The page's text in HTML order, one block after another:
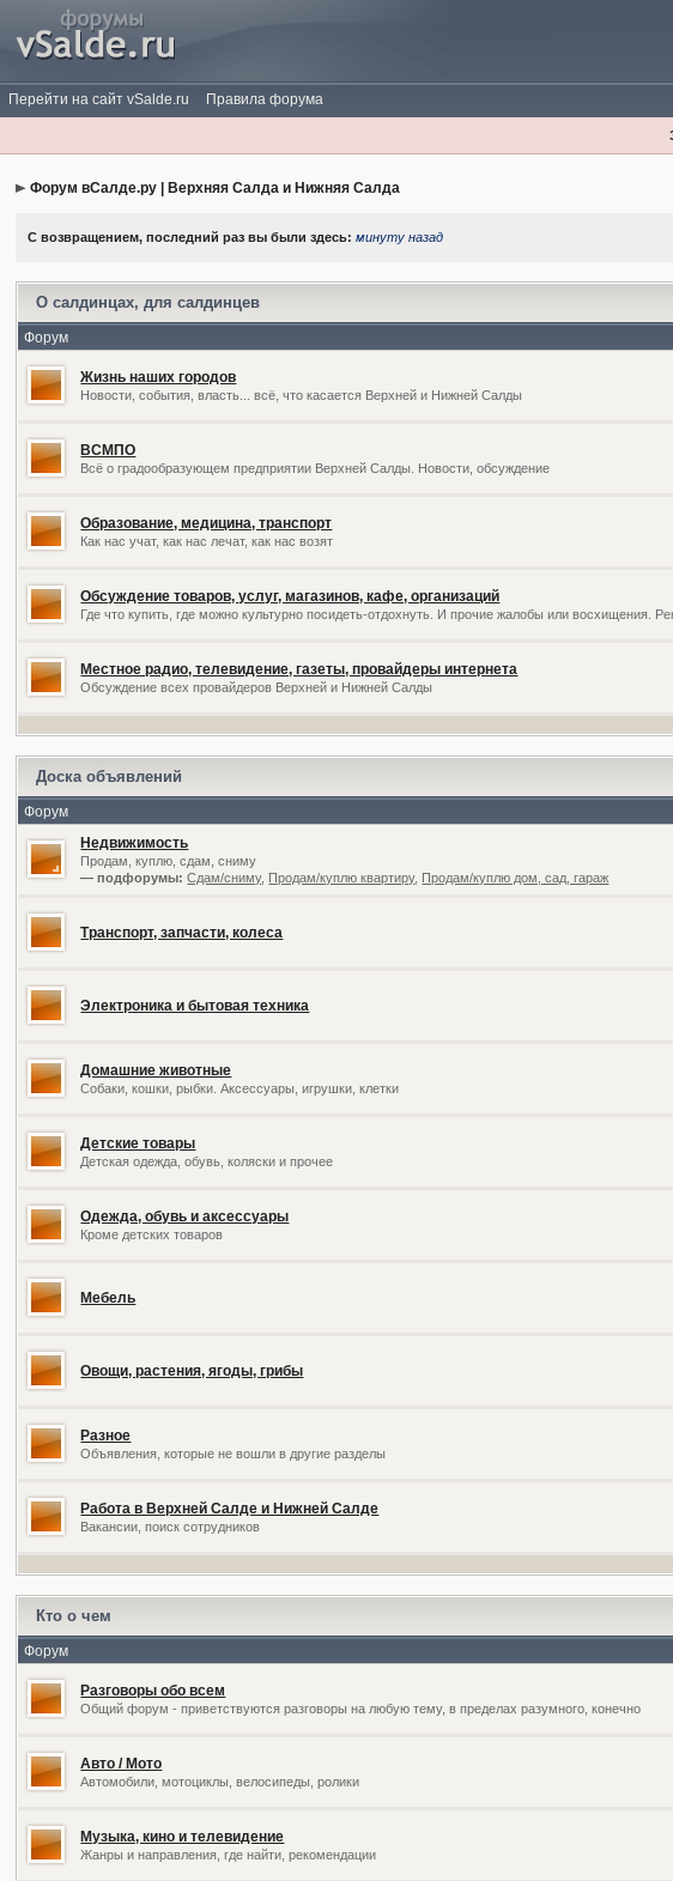
Перейти на сайт vSalde.ru Правила форума
Форум вСалде.ру | Верхняя Салда и Нижняя Салда
С возвращением, последний раз вы были здесь:минуту назад
О салдинцах, для салдинцев
Форум
Жизнь наших городов
Новости, события, власть... всё, что касается Верхней и Нижней Салды
ВСМПО
Всё о градообразующем предприятии Верхней Салды. Новости, обсуждение
Образование, медицина, транспорт
Как нас учат, как нас лечат, как нас возят
Обсуждение товаров, услуг, магазинов, кафе, организаций
Где что купить, где можно культурно посидеть-отдохнуть. И прочие жалобы или восхищения.
Местное радио, телевидение, газеты, провайдеры интернета
Обсуждение всех провайдеров Верхней и Нижней Салды
Доска объявлений
Форум
Недвижимость
Продам, куплю, сдам, сниму
— подфорумы: Сдам/сниму, Продам/куплю квартиру, Продам/куплю дом, сад, гараж
Транспорт, запчасти, колеса
Электроника и бытовая техника
Домашние животные
Собаки, кошки, рыбки. Аксессуары, игрушки, клетки
Детские товары
Детская одежда, обувь, коляски и прочее
Одежда, обувь и аксессуары
Кроме детских товаров
Мебель
Овощи, растения, ягоды, грибы
Разное
Объявления, которые не вошли в другие разделы
Работа в Верхней Салде и Нижней Салде
Вакансии, поиск сотрудников
Кто о чем
Форум
Разговоры обо всем
Общий форум - приветствуются разговоры на любую тему, в пределах разумного, конечно
Авто / Мото
Автомобили, мотоциклы, велосипеды, ролики
Музыка, кино и телевидение
Жанры и направления, где найти, рекомендации